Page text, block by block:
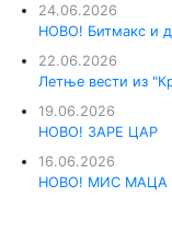
24.06.2026
НОВО! Битмакс и
22.06.2026
Летње вести из
19.06.2026
НОВО! ЗАРЕ ЦАР
16.06.2026
НОВО! МИС МАЦА